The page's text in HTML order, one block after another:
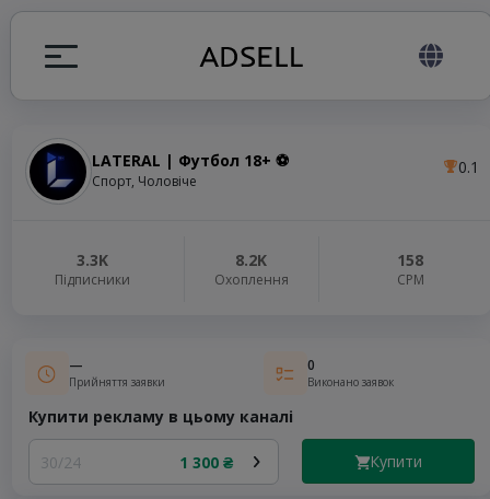
LATERAL | Футбол 18+ ⚽️
Спорт, Чоловіче
0.1
3.3K
Підписники
8.2K
Охоплення
158
СРМ
—
Прийняття заявки
0
Виконано заявок
Купити рекламу в цьому каналі
30/24 1 300 ₴ Купити